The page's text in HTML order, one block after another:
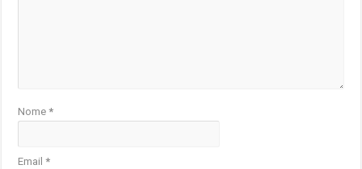
Nome*
Email*